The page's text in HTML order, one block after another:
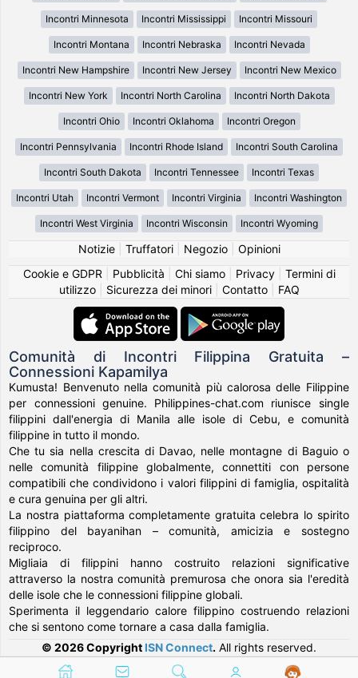
Incontri Minnesota Incontri Mississippi Incontri Missouri
Incontri Montana Incontri Nebraska Incontri Nevada
Incontri New Hampshire Incontri New Jersey Incontri New Mexico
Incontri New York Incontri North Carolina Incontri North Dakota
Incontri Ohio Incontri Oklahoma Incontri Oregon
Incontri Pennsylvania Incontri Rhode Island Incontri South Carolina
Incontri South Dakota Incontri Tennessee Incontri Texas
Incontri Utah Incontri Vermont Incontri Virginia Incontri Washington
Incontri West Virginia Incontri Wisconsin Incontri Wyoming
Notizie| Truffatori| Negozio| Opinioni
Cookie e GDPR
Pubblicità Chi siamo| Privacy| Termini di
utilizzo| Sicurezza dei minori| Contatto| FAQ
Comunità di Incontri Filippina Gratuita –
Connessioni Kapamilya
Kumusta! Benvenuto nella comunità più calorosa delle Filippine
per connessioni genuine. Philippines-chat.com riunisce single
filippini dall'energia di Manila alle isole di Cebu, e comunità
filippine in tutto il mondo.
Che tu sia nella crescita di Davao, nelle montagne di Baguio o
nelle comunità filippine globalmente, connettiti con persone
compatibili che condividono i valori filippini di famiglia, ospitalità
e cura genuina per gli altri.
La nostra piattaforma completamente gratuita celebra lo spirito
filippino del bayanihan – comunità, amicizia e sostegno
reciproco.
Migliaia di filippini hanno costruito relazioni significative
attraverso la nostra comunità premurosa che onora sia l'eredità
delle isole che le connessioni filippine globali.
Sperimenta il leggendario calore filippino costruendo relazioni
che si sentono come tornare a casa dalla famiglia.
© 2026 Copyright ISN Connect. All rights reserved.